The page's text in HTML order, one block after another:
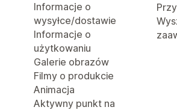
Informacje o
wysyłce/dostawie
Informacje o
użytkowaniu
Galerie obrazów
Filmy o produkcie
Animacja
Aktywny punkt na